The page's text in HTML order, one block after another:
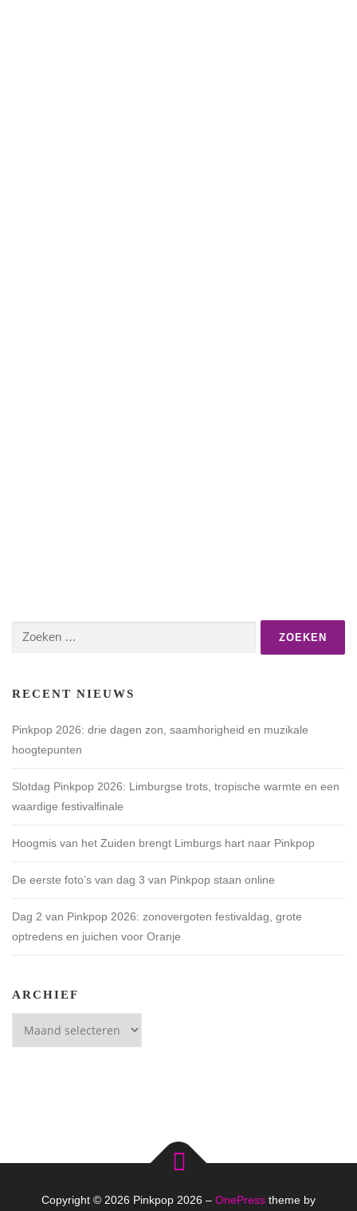
Zoeken
RECENT NIEUWS
Pinkpop 2026: drie dagen zon, saamhorigheid en muzikale
hoogtepunten
Slotdag Pinkpop 2026: Limburgse trots, tropische warmte en een
waardige festivalfinale
Hoogmis van het Zuiden brengt Limburgs hart naar Pinkpop
De eerste foto’s van dag 3 van Pinkpop staan online
Dag 2 van Pinkpop 2026: zonovergoten festivaldag, grote
optredens en juichen voor Oranje
ARCHIEF
Copyright © 2026 Pinkpop 2026 – OnePress theme by